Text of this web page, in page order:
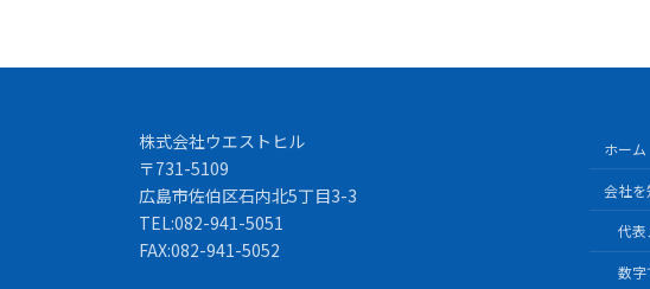
株式会社ウエストヒル
〒731-5109
広島市佐伯区石内北5丁目3-3
TEL:082-941-5051
FAX:082-941-5052
ホーム
会社を
代表
数字